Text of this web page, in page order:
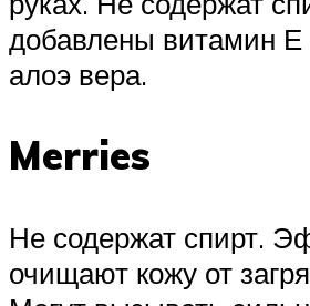
добавлены витамин Е
алоэ вера.
Merries
Не содержат спирт.
очищают кожу от